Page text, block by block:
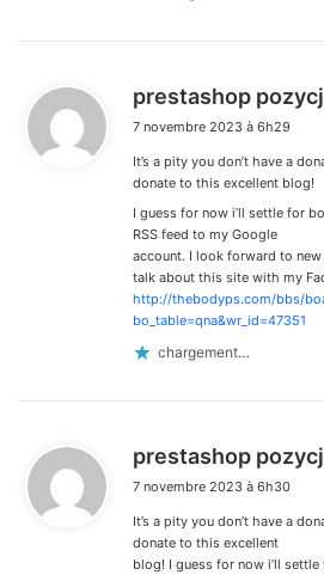
prestashop
7 novembre 2023 à 6h29
It’s a pity you don’t have a
donate to this excellent blog!
I guess for now i’ll settle for
RSS feed to my Google
account. I look forward to
talk about this site with my
http://thebodyps.com/bbs/
bo_table=qna&wr_id=47351
chargement…
prestashop
7 novembre 2023 à 6h30
It’s a pity you don’t have a
donate to this excellent
blog! I guess for now i’ll